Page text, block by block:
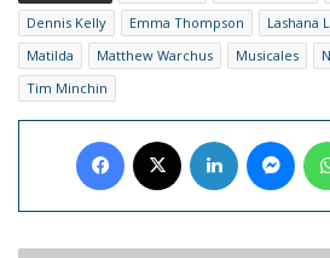
Dennis Kelly
Emma Thompson Lashana
Matilda
Matthew Warchus Musicales
Tim Minchin
Facebook LinkedIn